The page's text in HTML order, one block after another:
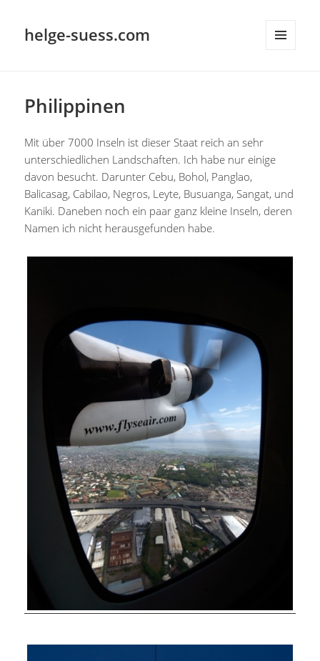
helge-suess.com
Philippinen
Mit über 7000 Inseln ist dieser Staat reich an sehr
unterschiedlichen Landschaften. Ich habe nur einige
davon besucht. Darunter Cebu, Bohol, Panglao,
Balicasag, Cabilao, Negros, Leyte, Busuanga, Sangat, und
Kaniki. Daneben noch ein paar ganz kleine Inseln, deren
Namen ich nicht herausgefunden habe.